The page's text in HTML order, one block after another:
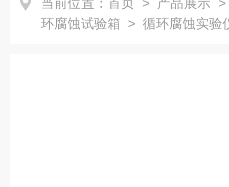
当前位置： 首页 > 产品展示
环腐蚀试验箱 > 循环腐蚀实验